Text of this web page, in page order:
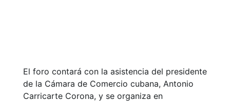
El foro contará con la asistencia del presidente
de la Cámara de Comercio cubana, Antonio
Carricarte Corona, y se organiza en